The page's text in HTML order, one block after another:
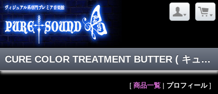
CURE COLOR TREATMENT BUTTER ( キュアカラー )
[ 商品一覧 | プロフィール]